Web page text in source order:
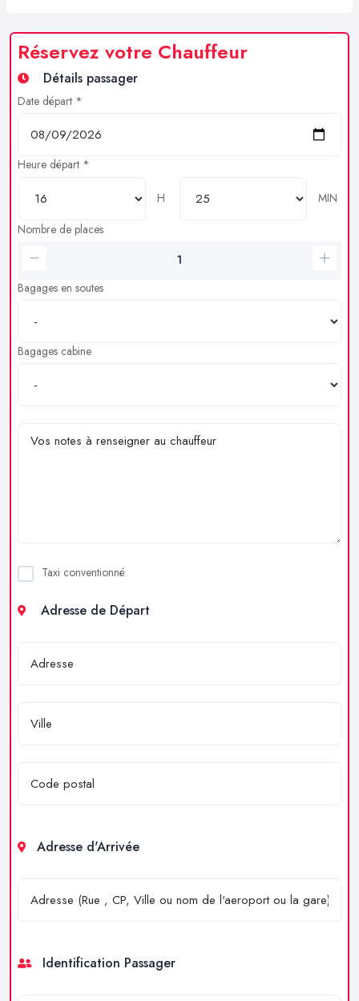
Réservez votre Chauffeur
Détails passager
Date départ *
Heure départ *
H
MIN
Nombre de places
Bagages en soutes
Bagages cabine
Taxi conventionné
Adresse de Départ
Adresse d'Arrivée
Identification Passager